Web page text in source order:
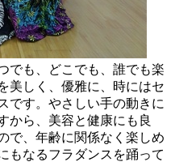
でも、どこでも、誰でも楽
美しく、優雅に、時にはセ
です。やさしい手の動きに
から、美容と健康にも良
で、年齢に関係なく楽しめ
もなるフラダンスを踊って